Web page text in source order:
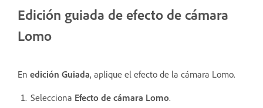
Edición guiada de efecto de cámara
Lomo
En edición Guiada, aplique el efecto de la cámara Lomo.
Selecciona Efecto de cámara Lomo.